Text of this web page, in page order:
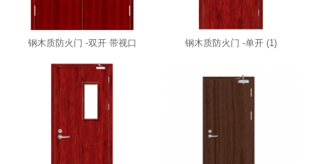
钢木质防火门 -双开 带视口 钢木质防火门 -单开 (1)